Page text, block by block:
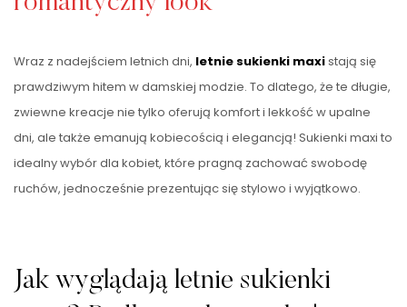
Wraz z nadejściem letnich dni, letnie sukienki maxistają się
prawdziwym hitem w damskiej modzie. To dlatego, że te długie,
zwiewne kreacje nie tylko oferują komfort i lekkość w upalne
dni, ale także emanują kobiecością i elegancją! Sukienki maxi to
idealny wybór dla kobiet, które pragną zachować swobodę
ruchów, jednocześnie prezentując się stylowo i wyjątkowo.
Jak wyglądają letnie sukienki